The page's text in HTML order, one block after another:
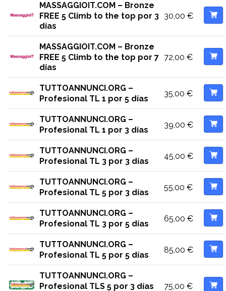
MASSAGGIOIT.COM – Bronze
FREE 5 Climb to the top por 3
días
30,00 €
MASSAGGIOIT.COM – Bronze
FREE 5 Climb to the top por 7
días
72,00 €
TUTTOANNUNCI.ORG –
Profesional TL 1 por 5 días
35,00 €
TUTTOANNUNCI.ORG –
Profesional TL 1 por 3 días
39,00 €
TUTTOANNUNCI.ORG –
Profesional TL 3 por 3 días
45,00 €
TUTTOANNUNCI.ORG –
Profesional TL 5 por 3 días
55,00 €
TUTTOANNUNCI.ORG –
Profesional TL 3 por 5 días
65,00 €
TUTTOANNUNCI.ORG –
Profesional TL 5 por 5 días
85,00 €
TUTTOANNUNCI.ORG –
Profesional TLS 5 por 3 días
75,00 €